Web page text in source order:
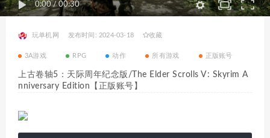
0:00/00:30
玩单机网 发布时间: 2024-03-18 收藏
3A游戏 RPG 动作 所有游戏 正版账号
上古卷轴5：天际周年纪念版/The Elder Scrolls V: Skyrim A
nniversary Edition【正版账号】